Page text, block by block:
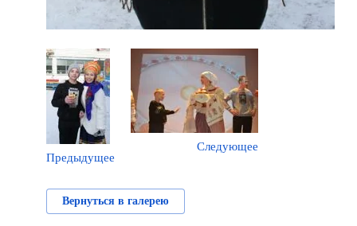
Предыдущее
Следующее
Вернуться в галерею